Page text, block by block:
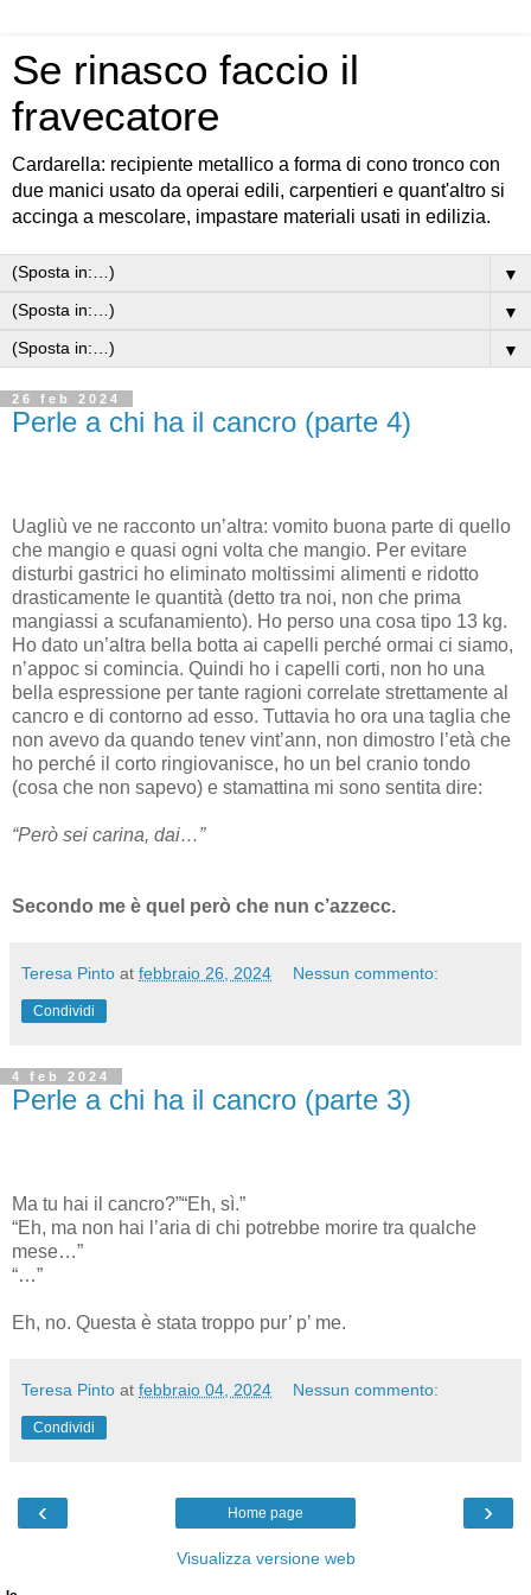
Se rinasco faccio il
fravecatore
Cardarella: recipiente metallico a forma di cono tronco con
due manici usato da operai edili, carpentieri e quant'altro si
accinga a mescolare, impastare materiali usati in edilizia.
▼
▼
▼
26 feb 2024
Perle a chi ha il cancro (parte 4)
Uagliù ve ne racconto un’altra: vomito buona parte di quello
che mangio e quasi ogni volta che mangio. Per evitare
disturbi gastrici ho eliminato moltissimi alimenti e ridotto
drasticamente le quantità (detto tra noi, non che prima
mangiassi a scufanamiento). Ho perso una cosa tipo 13 kg.
Ho dato un’altra bella botta ai capelli perché ormai ci siamo,
n’appoc si comincia. Quindi ho i capelli corti, non ho una
bella espressione per tante ragioni correlate strettamente al
cancro e di contorno ad esso. Tuttavia ho ora una taglia che
non avevo da quando tenev vint’ann, non dimostro l’età che
ho perché il corto ringiovanisce, ho un bel cranio tondo
(cosa che non sapevo) e stamattina mi sono sentita dire:
“Però sei carina, dai…”
Secondo me è quel però che nun c’azzecc.
Teresa Pinto at febbraio 26, 2024 Nessun commento:
Condividi
4 feb 2024
Perle a chi ha il cancro (parte 3)
Ma tu hai il cancro?”“Eh, sì.”
“Eh, ma non hai l’aria di chi potrebbe morire tra qualche
mese…”
“…”
Eh, no. Questa è stata troppo pur’ p’ me.
Teresa Pinto at febbraio 04, 2024 Nessun commento:
Condividi
‹ ›
Home page
Visualizza versione web